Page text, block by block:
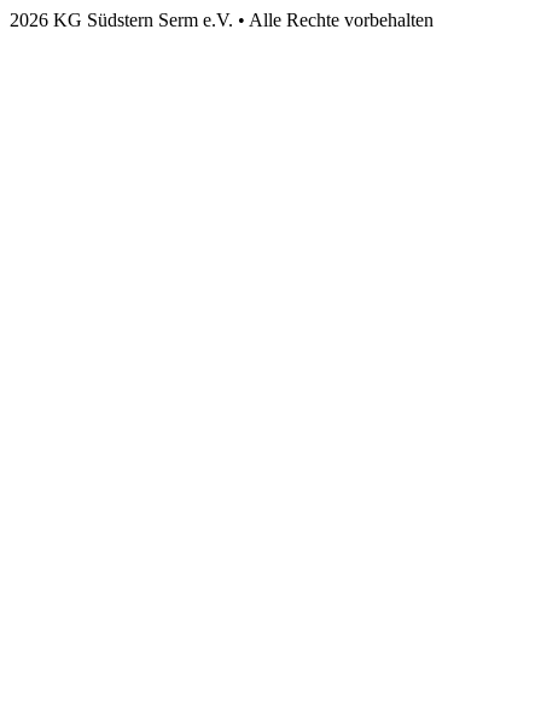
2026 KG Südstern Serm e.V. • Alle Rechte vorbehalten